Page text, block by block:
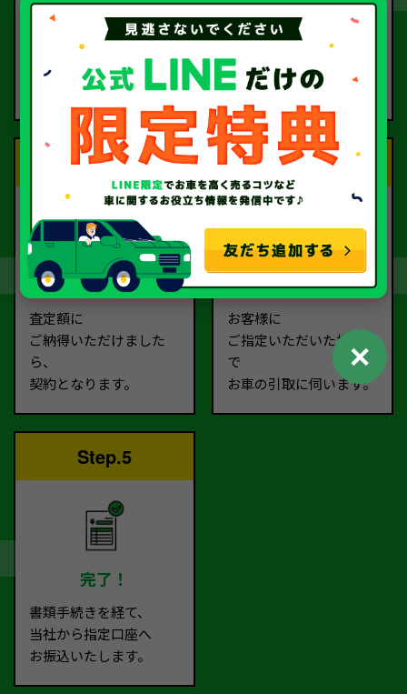
ご依頼
お電話または査定フォー
ムより
ご依頼ください。
査定
査定のプロが
お電話で回答いたしま
す。
Step.3
契約
査定額に
ご納得いただけました
ら、
契約となります。
Step.4
お引取り
お客様に
ご指定いただいた場所ま
で
お車の引取に伺います。
Step.5
完了！
書類手続きを経て、
当社から指定口座へ
お振込いたします。
✕